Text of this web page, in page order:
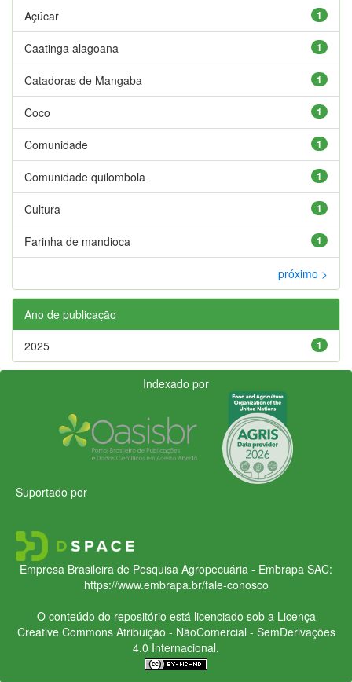
1
Açúcar
1
Caatinga alagoana
1
Catadoras de Mangaba
1
Coco
1
Comunidade
1
Comunidade quilombola
1
Cultura
1
Farinha de mandioca
próximo >
Ano de publicação
1
2025
Indexado por
Suportado por
Empresa Brasileira de Pesquisa Agropecuária - Embrapa SAC:
https://www.embrapa.br/fale-conosco
O conteúdo do repositório está licenciado sob a Licença
Creative CommonsAtribuição - NãoComercial - SemDerivações
4.0 Internacional.